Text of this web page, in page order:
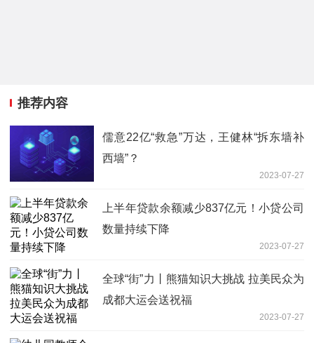
推荐内容
儒意22亿“救急”万达，王健林“拆东墙补
西墙”？
2023-07-27
上半年贷款余额减少837亿元！小贷公司
数量持续下降
2023-07-27
全球“街”力丨熊猫知识大挑战 拉美民众为
成都大运会送祝福
2023-07-27